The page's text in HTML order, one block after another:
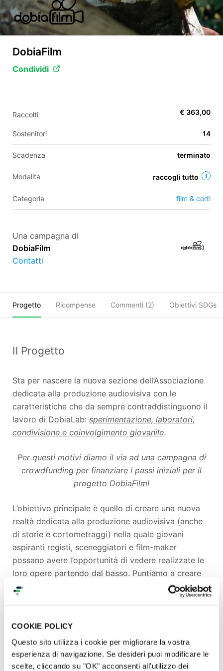
COOKIE POLICY
Questo sito utilizza i cookie per migliorare la vostra
esperienza di navigazione. Se desideri puoi modificare le
scelte, cliccando su "OK" acconsenti all'utilizzo dei
EN
DobiaFilm
Condividi
Raccolti € 363,00
Sostenitori 14
Scadenza terminato
Modalità raccogli tutto
Categoria film & corti
Una campagna di
DobiaFilm
Contatti
Progetto Ricompense Commenti (2) Obiettivi SDGs
Il Progetto
Sta per nascere la nuova sezione dell’Associazione
dedicata alla produzione audiovisiva con le
caratteristiche che da sempre contraddistinguono il
lavoro di DobiaLab: sperimentazione, laboratori,
condivisione e coinvolgimento giovanile.
Per questi motivi diamo il via ad una campagna di
crowdfunding per finanziare i passi iniziali per il
progetto DobiaFilm!
L’obiettivo principale è quello di creare una nuova
realtà dedicata alla produzione audiovisiva (anche
di storie e cortometraggi) nella quale giovani
aspiranti registi, sceneggiatori e film-maker
possano avere l’opportunità di vedere realizzate le
loro opere partendo dal basso. Puntiamo a creare
un gruppo che possa collaborare sulle proprie idee
concentrandosi sulla sperimentazione e sulla
spirito non convenzionale che da sempre connota
l’attività di DobiaLab.
Intendiamo avviare una realtà solida che, lontana